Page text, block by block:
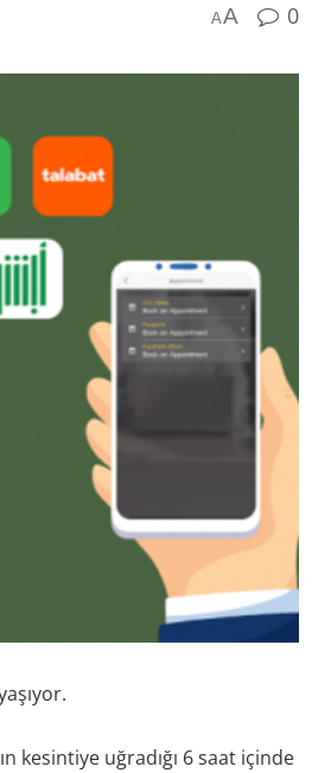
AA 0
kesintiye uğradığı 6 saat içinde